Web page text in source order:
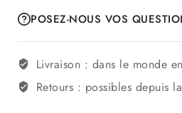
POSEZ-NOUS VOS
Livraison : dans le monde
Retours : possibles depuis